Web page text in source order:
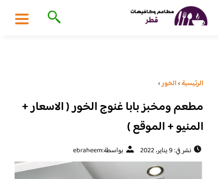
الرئيسية›الخور›
مطعم ومخبز بابا غنوج الخور ( الاسعار +
المنيو + الموقع )
نشر في: 9 يناير، 2022 بواسطة:ebraheem